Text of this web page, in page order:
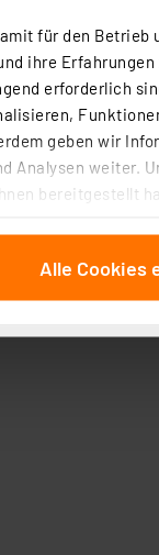
für den Betrieb
ihre Erfahrungen
erforderlich
geben wir
Analysen weiter.
bereitgestellt
Anbieter ist durch
Browser-
zur Einbindung
Alle Cookies
diese
128 und CCM
hat auch das
Smart Home
werden)
nicht